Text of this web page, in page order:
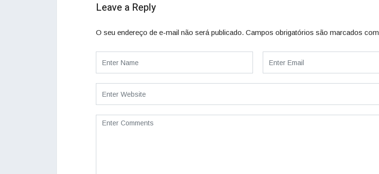
Leave a Reply
O seu endereço de e-mail não será publicado. Campos obrigatórios são marcados com